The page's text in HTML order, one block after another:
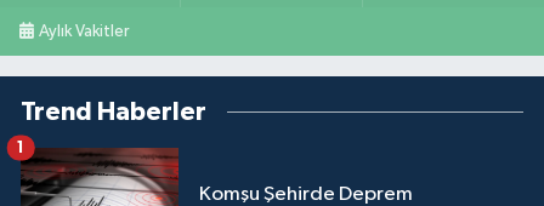
Aylık Vakitler
Trend Haberler
Komşu Şehirde Deprem
1